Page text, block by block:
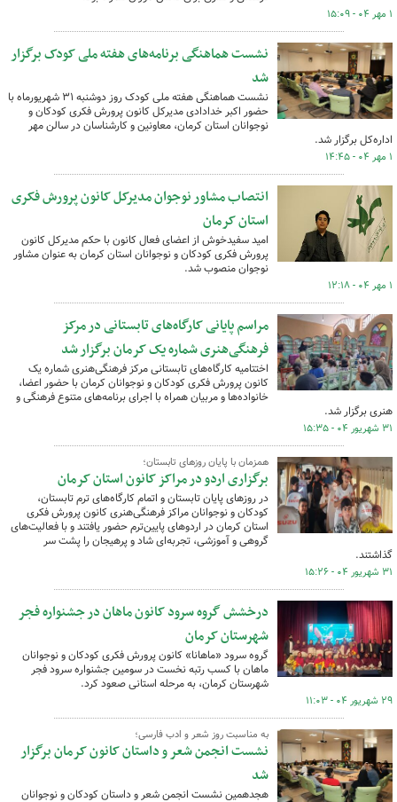
۱ مهر ۰۴ - ۱۵:۰۹
نشست هماهنگی برنامه‌های هفته ملی کودک برگزار
شد
نشست هماهنگی هفته ملی کودک روز دوشنبه ۳۱ شهریورماه با
حضور اکبر خدادادی مدیرکل کانون پرورش فکری کودکان و
نوجوانان استان کرمان، معاونین و کارشناسان در سالن مهر
اداره‌کل برگزار شد.
۱ مهر ۰۴ - ۱۴:۴۵
انتصاب مشاور نوجوان مدیرکل کانون پرورش فکری
استان کرمان
امید سفیدخوش از اعضای فعال کانون با حکم مدیرکل کانون
پرورش فکری کودکان و نوجوانان استان کرمان به عنوان مشاور
نوجوان منصوب شد.
۱ مهر ۰۴ - ۱۲:۱۸
مراسم پایانی کارگاه‌های تابستانی در مرکز
فرهنگی‌هنری شماره یک کرمان برگزار شد
اختتامیه کارگاه‌های تابستانی مرکز فرهنگی‌هنری شماره یک
کانون پرورش فکری کودکان و نوجوانان کرمان با حضور اعضا،
خانواده‌ها و مربیان همراه با اجرای برنامه‌های متنوع فرهنگی و
هنری برگزار شد.
۳۱ شهریور ۰۴ - ۱۵:۳۵
همزمان با پایان روزهای تابستان؛
برگزاری اردو در مراکز کانون استان کرمان
در روزهای پایان تابستان و اتمام کارگاه‌های ترم تابستان،
کودکان و نوجوانان مراکز فرهنگی‌هنری کانون پرورش فکری
استان کرمان در اردوهای پایین‌ترم حضور یافتند و با فعالیت‌های
گروهی و آموزشی، تجربه‌ای شاد و پرهیجان را پشت سر
گذاشتند.
۳۱ شهریور ۰۴ - ۱۵:۲۶
درخشش گروه سرود کانون ماهان در جشنواره فجر
شهرستان کرمان
گروه سرود «ماهانا» کانون پرورش فکری کودکان و نوجوانان
ماهان با کسب رتبه نخست در سومین جشنواره سرود فجر
شهرستان کرمان، به مرحله استانی صعود کرد.
۲۹ شهریور ۰۴ - ۱۱:۰۳
به مناسبت روز شعر و ادب فارسی؛
نشست انجمن شعر و داستان کانون کرمان برگزار
شد
هجدهمین نشست انجمن شعر و داستان کودکان و نوجوانان